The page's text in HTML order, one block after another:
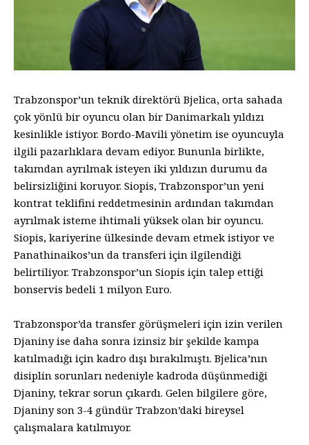
Trabzonspor’un teknik direktörü Bjelica, orta sahada
çok yönlü bir oyuncu olan bir Danimarkalı yıldızı
kesinlikle istiyor. Bordo-Mavili yönetim ise oyuncuyla
ilgili pazarlıklara devam ediyor. Bununla birlikte,
takımdan ayrılmak isteyen iki yıldızın durumu da
belirsizliğini koruyor. Siopis, Trabzonspor’un yeni
kontrat teklifini reddetmesinin ardından takımdan
ayrılmak isteme ihtimali yüksek olan bir oyuncu.
Siopis, kariyerine ülkesinde devam etmek istiyor ve
Panathinaikos’un da transferi için ilgilendiği
belirtiliyor. Trabzonspor’un Siopis için talep ettiği
bonservis bedeli 1 milyon Euro.
Trabzonspor’da transfer görüşmeleri için izin verilen
Djaniny ise daha sonra izinsiz bir şekilde kampa
katılmadığı için kadro dışı bırakılmıştı. Bjelica’nın
disiplin sorunları nedeniyle kadroda düşünmediği
Djaniny, tekrar sorun çıkardı. Gelen bilgilere göre,
Djaniny son 3-4 gündür Trabzon’daki bireysel
çalışmalara katılmıyor.